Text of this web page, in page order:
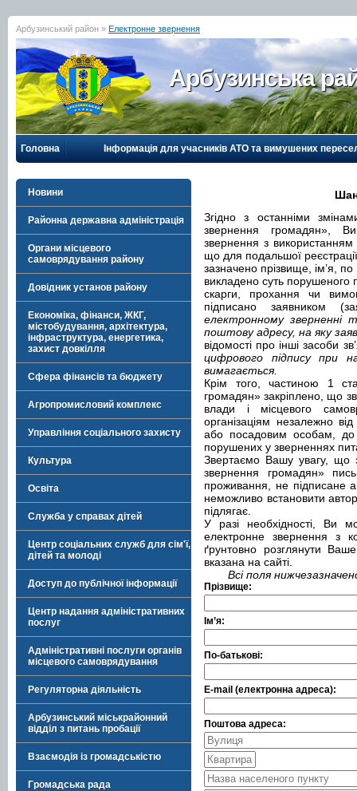
Арбузинський район » Електронне звернення
Арбузинська
Головна Інформація для учасників АТО та вимушених
Новини
Районна державна адміністрація
Органи місцевого
самоврядування району
Довідник установ району
Економіка, фінанси, ЖКГ,
містобудування, архітектура,
інфраструктура, енергетика,
захист довкілля
Сфера фінансів та бюджету
Агропромисловий комплекс
Управління соціального захисту
Культура
Освіта
Служба у справах дітей
Центр соціальних служб для сім'ї,
дітей та молоді
Доступ до публічної інформації
Центр надання адміністративних
послуг
Адміністративні послуги органів
місцевого самоврядування
Регуляторна діяльність
Арбузинський міськрайонний
відділ з питань пробації
Взаємодія із громадськістю
Громадська рада
Згідно з останніми
звернення громадян»,
звернення з використанням
що для подальшої
зазначено прізвище, ім’я,
викладено суть порушеного
скарги, прохання чи
підписано заявником
електронному зверненні
поштову адресу, на яку
відомості про інші засоби
цифрового підпису при
вимагається.
Крім того, частиною 1
громадян» закріплено, що
влади і місцевого
організаціям незалежно
або посадовим особам, до
порушених у зверненнях
Звертаємо Вашу увагу, що
звернення громадян»
проживання, не підписане
неможливо встановити
підлягає.
У разі необхідності, Ви
електронне звернення з
ґрунтовно розглянути
вказана на сайті.
Всі поля
Прізвище:
Ім’я:
По-батькові:
E-mail (електронна адреса):
Поштова адреса: